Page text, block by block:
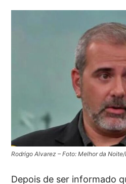
Rodrigo Alvarez – Foto: Melhor da
Depois de ser informado